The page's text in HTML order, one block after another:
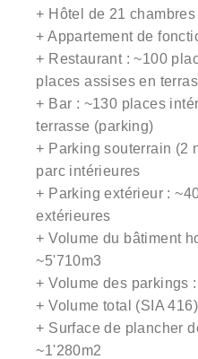
+ Hôtel de 21
+ Appartement de
+ Restaurant : ~100
places assises en
+ Bar : ~130 places
terrasse (parking)
+ Parking souterrain (2
parc intérieures
+ Parking extérieur :
extérieures
+ Volume du bâtiment
~5'710m3
+ Volume des parkings
+ Volume total (SIA
+ Surface de plancher
~1'280m2